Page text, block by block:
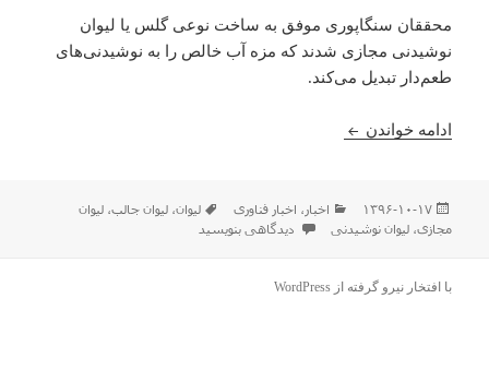
محققان سنگاپوری موفق به ساخت نوعی گلس یا لیوان
نوشیدنی مجازی شدند که مزه آب خالص را به نوشیدنی‌های
طعم‌دار تبدیل می‌کند.
ادامه خواندن لیوان مجازی ! تولید انواع نوشیدنی فقط با آب
ارسال
شده
۱۳۹۶-۱۰-۱۷ دسته‌ها
اخبار ، اخبار فناوری برچسب‌ها
لیوان،لیوان جالب،لیوان
مجازی،لیوان نوشیدنی برای لیوان مجازی ! تولید انواع نوشیدنی فقط با آب
دیدگاهی بنویسید
با افتخار نیرو گرفته از WordPress